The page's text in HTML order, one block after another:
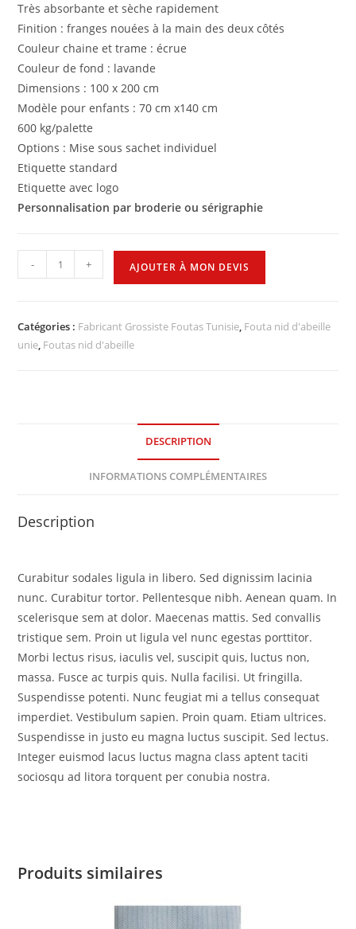
Très absorbante et sèche rapidement
Finition : franges nouées à la main des deux côtés
Couleur chaine et trame : écrue
Couleur de fond : lavande
Dimensions : 100 x 200 cm
Modèle pour enfants : 70 cm x140 cm
600 kg/palette
Options : Mise sous sachet individuel
Etiquette standard
Etiquette avec logo
Personnalisation par broderie ou sérigraphie
- + AJOUTER À MON DEVIS
Catégories : Fabricant Grossiste Foutas Tunisie, Fouta nid d'abeille
unie, Foutas nid d'abeille
DESCRIPTION
INFORMATIONS COMPLÉMENTAIRES
Description
Curabitur sodales ligula in libero. Sed dignissim lacinia
nunc. Curabitur tortor. Pellentesque nibh. Aenean quam. In
scelerisque sem at dolor. Maecenas mattis. Sed convallis
tristique sem. Proin ut ligula vel nunc egestas porttitor.
Morbi lectus risus, iaculis vel, suscipit quis, luctus non,
massa. Fusce ac turpis quis. Nulla facilisi. Ut fringilla.
Suspendisse potenti. Nunc feugiat mi a tellus consequat
imperdiet. Vestibulum sapien. Proin quam. Etiam ultrices.
Suspendisse in justo eu magna luctus suscipit. Sed lectus.
Integer euismod lacus luctus magna class aptent taciti
sociosqu ad litora torquent per conubia nostra.
Produits similaires